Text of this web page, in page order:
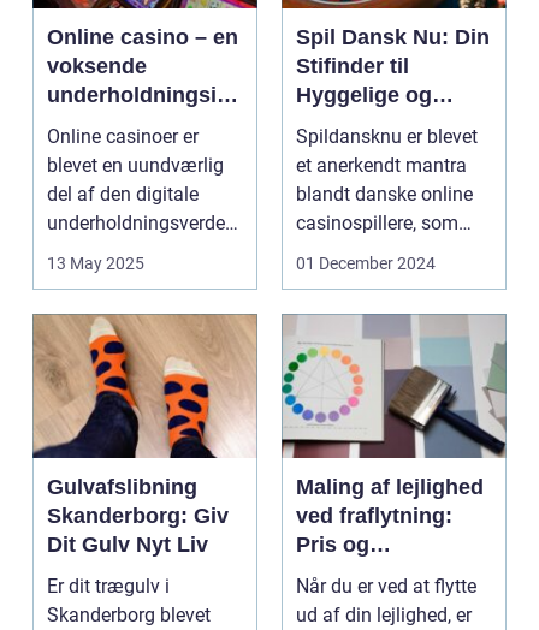
Online casino – en
voksende
underholdningsind
ustri
Online casinoer er
blevet en uundværlig
del af den digitale
underholdningsverden.
13 May 2025
Spil Dansk Nu: Din
Stifinder til
Hyggelige og
Underholdende
Online Casinoer
Spildansknu er blevet
et anerkendt mantra
blandt danske online
casinospillere, som
søger unde...
01 December 2024
Gulvafslibning
Skanderborg: Giv
Dit Gulv Nyt Liv
Er dit trægulv i
Skanderborg blevet
Maling af lejlighed
ved fraflytning:
Pris og
overvejelser
Når du er ved at flytte
ud af din lejlighed, er